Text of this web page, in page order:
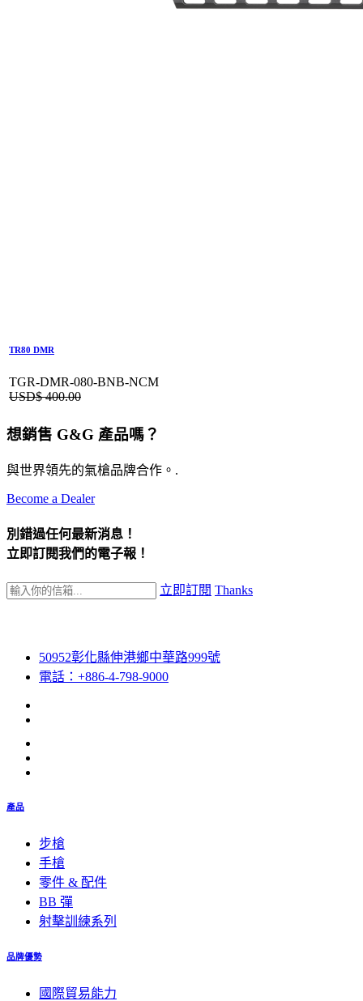
TR80 DMR
TGR-DMR-080-BNB-NCM
USD$400.00
想銷售 G&G 產品嗎？
與世界領先的氣槍品牌合作。.
Become a Dealer
別錯過任何最新消息！
立即訂閱我們的電子報！
立即訂閱 Thanks
50952彰化縣伸港鄉中華路999號
電話：+886-4-798-9000
產品
步槍
手槍
零件 & 配件
BB 彈
射擊訓練系列
品牌優勢
國際貿易能力